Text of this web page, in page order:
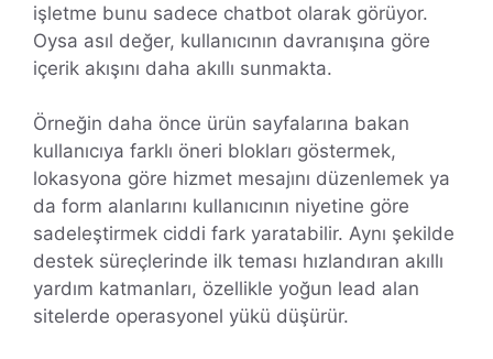
işletme bunu sadece chatbot olarak görüyor.
Oysa asıl değer, kullanıcının davranışına göre
içerik akışını daha akıllı sunmakta.
Örneğin daha önce ürün sayfalarına bakan
kullanıcıya farklı öneri blokları göstermek,
lokasyona göre hizmet mesajını düzenlemek ya
da form alanlarını kullanıcının niyetine göre
sadeleştirmek ciddi fark yaratabilir. Aynı şekilde
destek süreçlerinde ilk teması hızlandıran akıllı
yardım katmanları, özellikle yoğun lead alan
sitelerde operasyonel yükü düşürür.